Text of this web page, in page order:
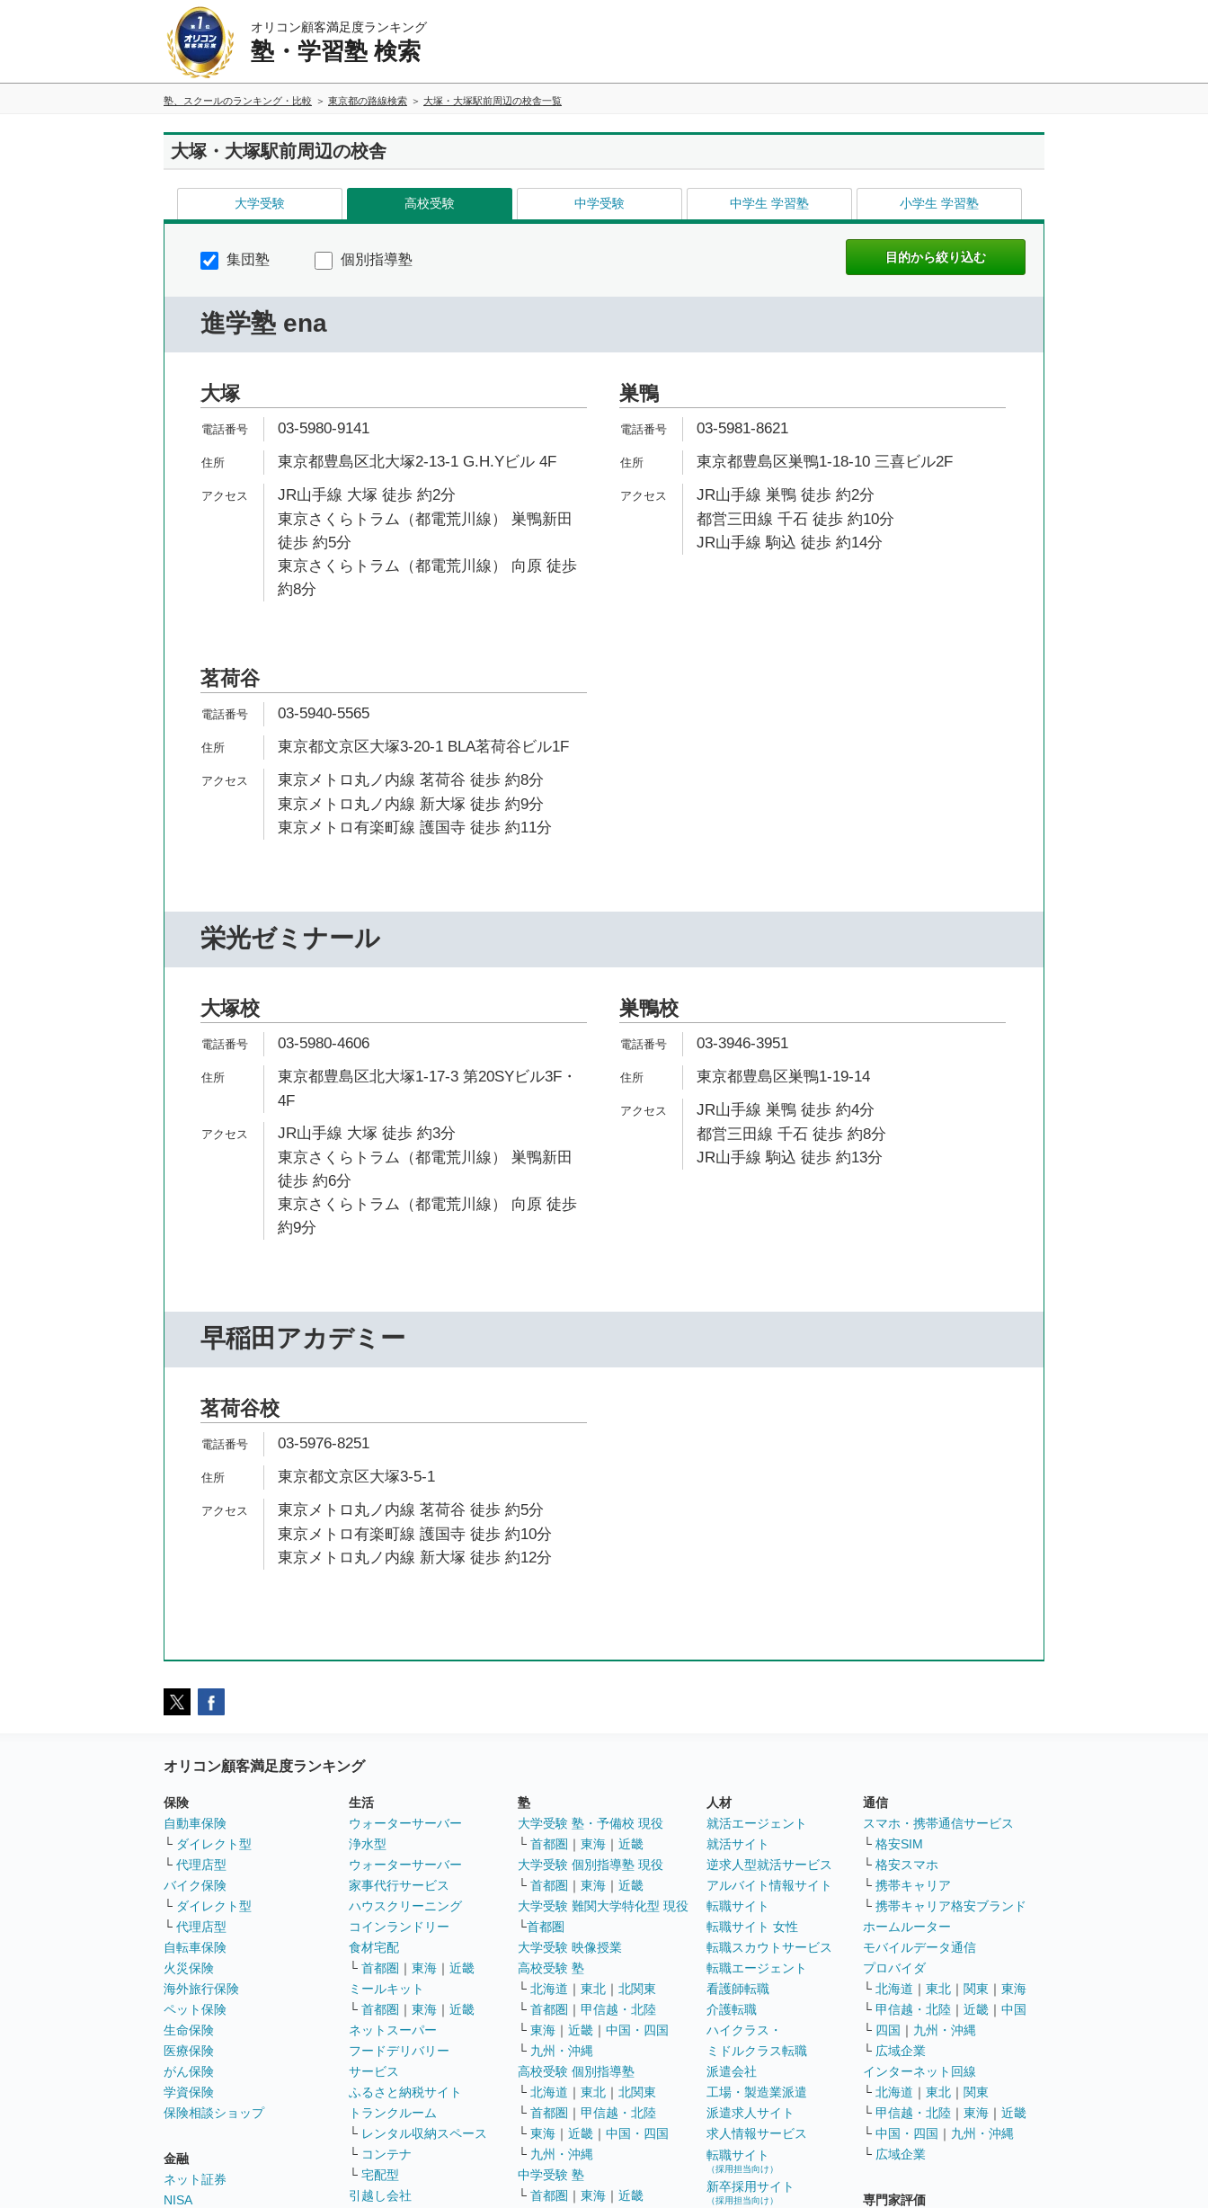
オリコン顧客満足度ランキング
塾・学習塾 検索
塾、スクールのランキング・比較 東京都の路線検索 大塚・大塚駅前周辺の校舎一覧
大塚・大塚駅前周辺の校舎
大学受験 高校受験 中学受験 中学生 学習塾 小学生 学習塾
集団塾 個別指導塾
進学塾 ena
大塚
03-5980-9141
東京都豊島区北大塚2-13-1 G.H.Yビル 4F
JR山手線 大塚 徒歩 約2分
東京さくらトラム（都電荒川線） 巣鴨新田
徒歩 約5分
東京さくらトラム（都電荒川線） 向原 徒歩
約8分
巣鴨
03-5981-8621
東京都豊島区巣鴨1-18-10 三喜ビル2F
JR山手線 巣鴨 徒歩 約2分
都営三田線 千石 徒歩 約10分
JR山手線 駒込 徒歩 約14分
茗荷谷
03-5940-5565
東京都文京区大塚3-20-1 BLA茗荷谷ビル1F
東京メトロ丸ノ内線 茗荷谷 徒歩 約8分
東京メトロ丸ノ内線 新大塚 徒歩 約9分
東京メトロ有楽町線 護国寺 徒歩 約11分
栄光ゼミナール
大塚校
03-5980-4606
東京都豊島区北大塚1-17-3 第20SYビル3F・
4F
JR山手線 大塚 徒歩 約3分
東京さくらトラム（都電荒川線） 巣鴨新田
徒歩 約6分
東京さくらトラム（都電荒川線） 向原 徒歩
約9分
巣鴨校
03-3946-3951
東京都豊島区巣鴨1-19-14
JR山手線 巣鴨 徒歩 約4分
都営三田線 千石 徒歩 約8分
JR山手線 駒込 徒歩 約13分
早稲田アカデミー
茗荷谷校
03-5976-8251
東京都文京区大塚3-5-1
東京メトロ丸ノ内線 茗荷谷 徒歩 約5分
東京メトロ有楽町線 護国寺 徒歩 約10分
東京メトロ丸ノ内線 新大塚 徒歩 約12分
オリコン顧客満足度ランキング
保険
自動車保険
└ ダイレクト型
└ 代理店型
バイク保険
└ ダイレクト型
└ 代理店型
自転車保険
火災保険
海外旅行保険
ペット保険
生命保険
医療保険
がん保険
学資保険
保険相談ショップ
金融
ネット証券
NISA
生活
ウォーターサーバー
浄水型
ウォーターサーバー
家事代行サービス
ハウスクリーニング
コインランドリー
食材宅配
└ 首都圏 ｜ 東海 ｜ 近畿
ミールキット
└ 首都圏 ｜ 東海 ｜ 近畿
ネットスーパー
フードデリバリー
サービス
ふるさと納税サイト
トランクルーム
└ レンタル収納スペース
└ コンテナ
└ 宅配型
引越し会社
塾
大学受験 塾・予備校 現役
└ 首都圏 ｜ 東海 ｜ 近畿
大学受験 個別指導塾 現役
└ 首都圏 ｜ 東海 ｜ 近畿
大学受験 難関大学特化型 現役
└首都圏
大学受験 映像授業
高校受験 塾
└ 北海道 ｜ 東北 ｜ 北関東
└ 首都圏 ｜ 甲信越・北陸
└ 東海 ｜ 近畿 ｜ 中国・四国
└ 九州・沖縄
高校受験 個別指導塾
└ 北海道 ｜ 東北 ｜ 北関東
└ 首都圏 ｜ 甲信越・北陸
└ 東海 ｜ 近畿 ｜ 中国・四国
└ 九州・沖縄
中学受験 塾
└ 首都圏 ｜ 東海 ｜ 近畿
人材
就活エージェント
就活サイト
逆求人型就活サービス
アルバイト情報サイト
転職サイト
転職サイト 女性
転職スカウトサービス
転職エージェント
看護師転職
介護転職
ハイクラス・
ミドルクラス転職
派遣会社
工場・製造業派遣
派遣求人サイト
求人情報サービス
転職サイト
（採用担当向け）
新卒採用サイト
（採用担当向け）
通信
スマホ・携帯通信サービス
└ 格安SIM
└ 格安スマホ
└ 携帯キャリア
└ 携帯キャリア格安ブランド
ホームルーター
モバイルデータ通信
プロバイダ
└ 北海道 ｜ 東北 ｜ 関東 ｜ 東海
└ 甲信越・北陸 ｜ 近畿 ｜ 中国
└ 四国 ｜ 九州・沖縄
└ 広域企業
インターネット回線
└ 北海道 ｜ 東北 ｜ 関東
└ 甲信越・北陸 ｜ 東海 ｜ 近畿
└ 中国・四国 ｜ 九州・沖縄
└ 広域企業
専門家評価